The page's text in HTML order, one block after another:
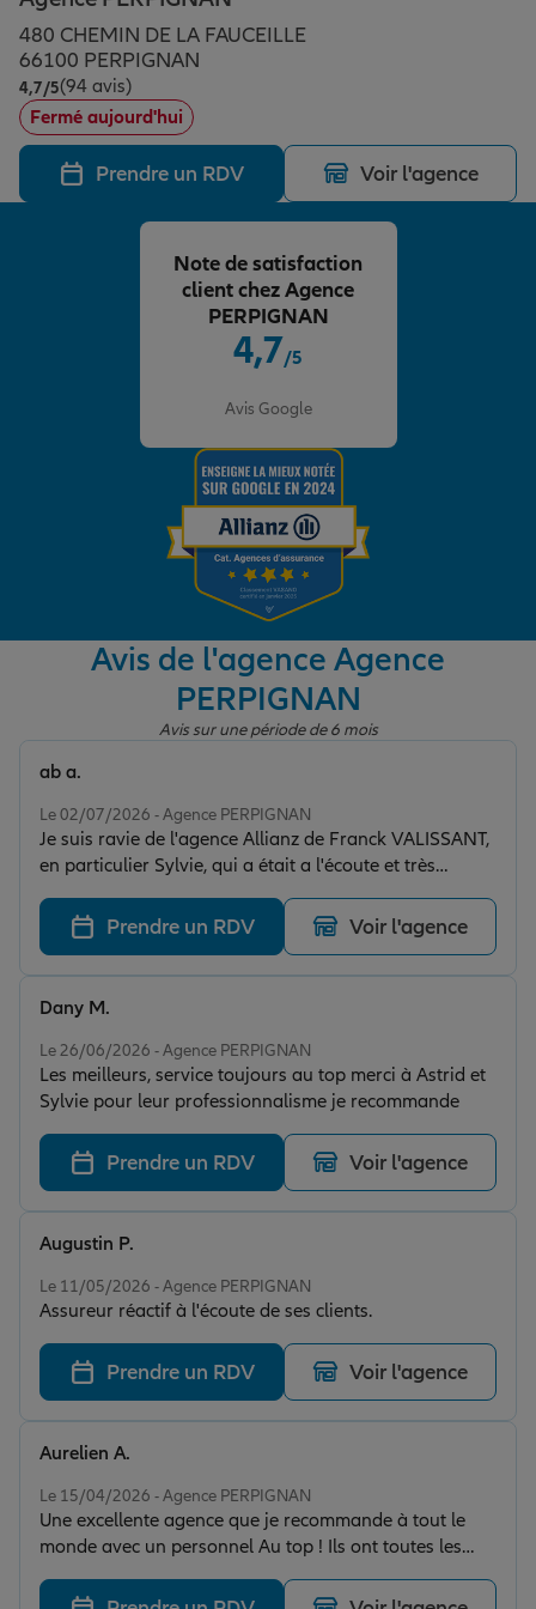
Assurance emprunteur
Prévoyance et dépendance
Assurance animal de compagnie
Protection de la famille
Protection juridique
Épargne & retraite
Plan épargne retraite
Assurance vie
Placements financiers
Investissements immobiliers
Transmission
Vos projets
Partir en vacances
Départ à la retraite
Préparer l’avenir
Conseil assurance
Assurance habitation
Le Pack Famille
Garantie des accidents de la vie
Assurance scolaire
Retraite
Tous nos devis d'assurance
Allianz en France
480 CHEMIN DE LA FAUCEILLE
66100 PERPIGNAN
4,7/5Note de 4.7 sur 5
(94 avis)
Fermé aujourd'hui
Prendre un RDV Voir l'agence
4,7/5
Avis Google
Note de satisfaction
client chez Agence
PERPIGNAN
Avis de l'agence Agence
PERPIGNAN
Avis sur une période de 6 mois
Le 02/07/2026 - Agence PERPIGNAN
Je suis ravie de l'agence Allianz de Franck VALISSANT,
en particulier Sylvie, qui a était a l'écoute et très
efficace pour mon dossier, je recommande vivement
ab a.
Prendre un RDV Voir l'agence
Le 26/06/2026 - Agence PERPIGNAN
Les meilleurs, service toujours au top merci à Astrid et
Sylvie pour leur professionnalisme je recommande
Dany M.
Prendre un RDV Voir l'agence
Le 11/05/2026 - Agence PERPIGNAN
Assureur réactif à l'écoute de ses clients.
Augustin P.
Prendre un RDV Voir l'agence
Le 15/04/2026 - Agence PERPIGNAN
Une excellente agence que je recommande à tout le
monde avec un personnel Au top ! Ils ont toutes les
qualités qu’un assurer attend !
Aurelien A.